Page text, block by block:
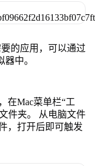
的应用，可以通过
中。
在Mac菜单栏“工
件夹。 从电脑文件
，打开后即可触发